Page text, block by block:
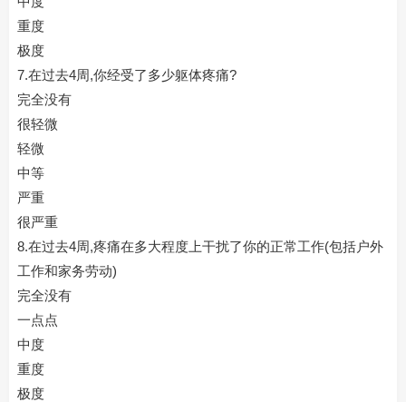
重度
极度
7.在过去4周,你经受了多少躯体疼痛?
完全没有
很轻微
轻微
中等
严重
很严重
8.在过去4周,疼痛在多大程度上干扰了你的正常工作(包括户外
工作和家务劳动)
完全没有
一点点
中度
重度
极度